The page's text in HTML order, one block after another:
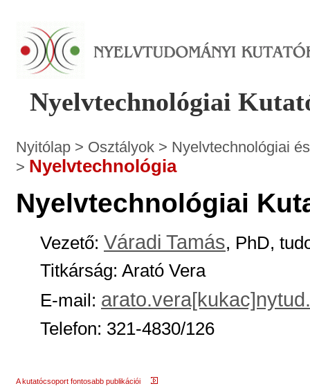
Nyelvtechnológiai
Nyitólap > Osztályok > Nyelvtechnológiai
> Nyelvtechnológia
Nyelvtechnológiai
Vezető: Váradi Tamás, PhD,
Titkárság: Arató Vera
E-mail:
Telefon: 321-4830/126
A kutatócsoport fontosabb publikációi